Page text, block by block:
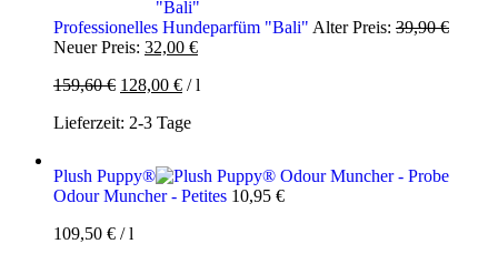
Professionelles Hundeparfüm "Bali" Alter Preis: 39,90€
Neuer Preis: 32,00 €Aktueller
ist:
159,60€ 128,00 € /l
Lieferzeit: 2-3 Tage
Plush Puppy®
Odour Muncher - Petites 10,95 €
109,50 € /l